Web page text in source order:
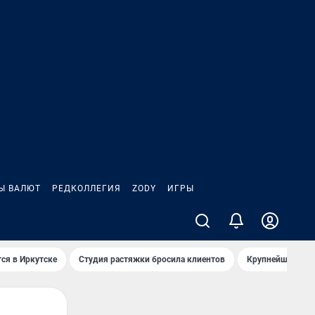
ВАЛЮТ РЕДКОЛЛЕГИЯ ZODY ИГРЫ
в Иркутске Студия растяжки бросила клиентов Крупнейшие